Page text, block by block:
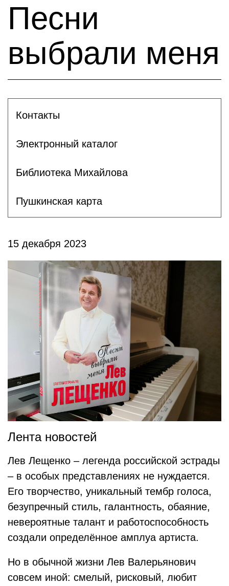
Песни
выбрали меня
Контакты
Электронный каталог
Библиотека Михайлова
Пушкинская карта
15 декабря 2023
Лента новостей
Лев Лещенко – легенда российской эстрады
– в особых представлениях не нуждается.
Его творчество, уникальный тембр голоса,
безупречный стиль, галантность, обаяние,
невероятные талант и работоспособность
создали определённое амплуа артиста.
Но в обычной жизни Лев Валерьянович
совсем иной: смелый, рисковый, любит